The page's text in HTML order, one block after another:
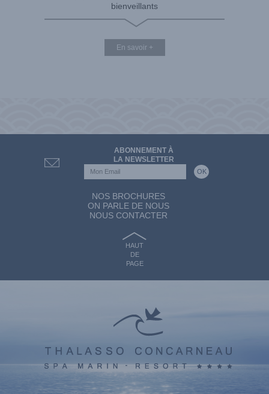
bienveillants
En savoir +
ABONNEMENT À
LA NEWSLETTER
NOS BROCHURES
ON PARLE DE NOUS
NOUS CONTACTER
HAUT
DE
PAGE